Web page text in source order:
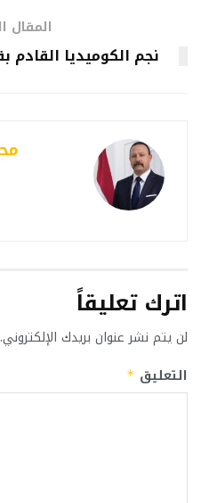
المقال
نجم الكوميديا
اترك تعليقاً
لن يتم نشر عنوان بريدك الإلكتروني.
التعليق *